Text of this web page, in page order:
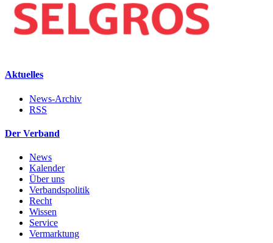
Aktuelles
News-Archiv
RSS
Der Verband
News
Kalender
Über uns
Verbandspolitik
Recht
Wissen
Service
Vermarktung